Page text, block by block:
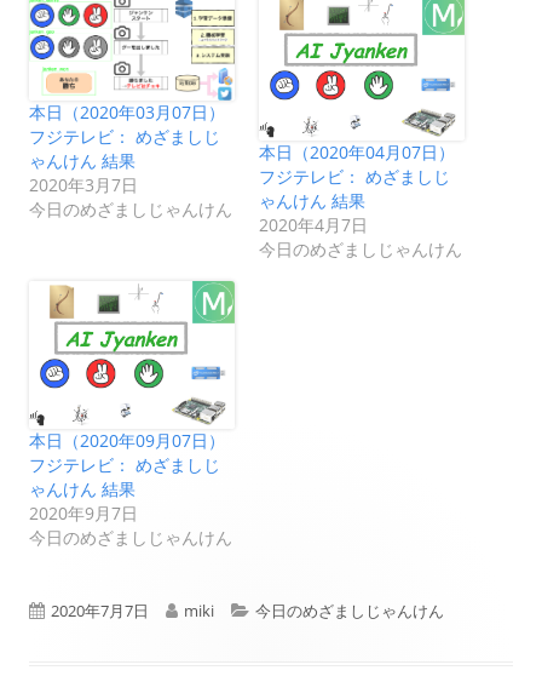
本日（2020年03月07日）
フジテレビ： めざましじ
ゃんけん 結果
2020年3月7日
今日のめざましじゃんけん
本日（2020年04月07日）
フジテレビ： めざましじ
ゃんけん 結果
2020年4月7日
今日のめざましじゃんけん
本日（2020年09月07日）
フジテレビ： めざましじ
ゃんけん 結果
2020年9月7日
今日のめざましじゃんけん
公
2020年7月7日
作
miki
カ
今日のめざましじゃんけん